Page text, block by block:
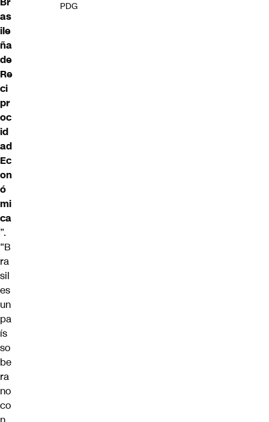
as
ile
ña
de
Re
ci
pr
oc
id
ad
Ec
on
ó
mi
ca
”.
“B
ra
sil
es
un
pa
ís
so
be
ra
no
co
PDG